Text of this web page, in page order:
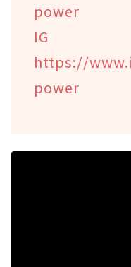
power
https://
power